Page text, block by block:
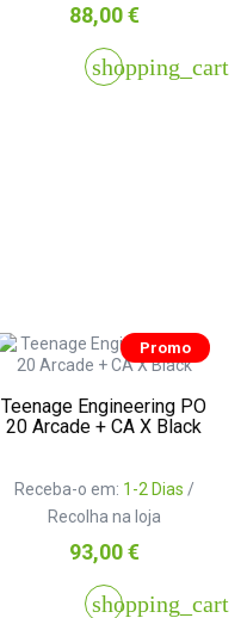
Preço
88,00 €
shopping_cart
Promo
Teenage Engineering PO
20 Arcade + CA X Black
Receba-o em: 1-2 Dias /
Recolha na loja
Preço
93,00 €
shopping_cart